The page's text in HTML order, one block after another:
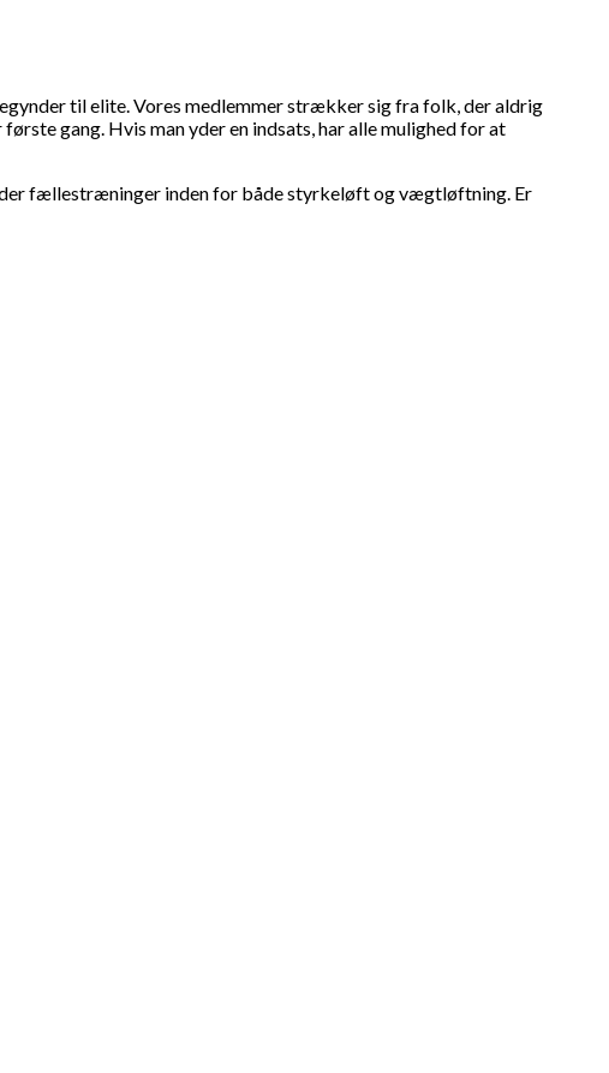
til elite. Vores medlemmer strækker sig fra folk, der aldrig
gang. Hvis man yder en indsats, har alle mulighed for at
fællestræninger inden for både styrkeløft og vægtløftning. Er